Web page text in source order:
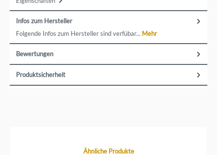
Infos zum Hersteller
Folgende Infos zum Hersteller sind verfübar... Mehr
Bewertungen
Produktsicherheit
Produktgalerie überspringenÄhnliche Produkte